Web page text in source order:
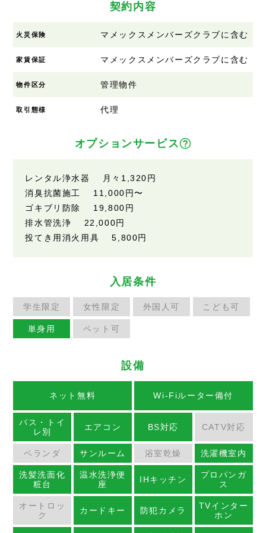
契約内容
火災保険 マメックスメンバーズクラブに含む
家賃保証 マメックスメンバーズクラブに含む
物件区分 管理物件
取引態様 代理
オプションサービス
レンタル浄水器 月々1,320円
消臭抗菌施工 11,000円〜
ゴキブリ防除 19,800円
排水管洗浄 22,000円
投てき用消火用具 5,800円
入居条件
学生限定 女性限定 外国人可 こども可
単身用 ペット可
設備
ネット無料 Wi-Fiルーター備付
バス・トイ
レ別
エアコン BS対応 CATV対応
ベランダ サンルーム 浴室乾燥 洗濯機室内
洗髪洗面化
粧台
温水洗浄便
座
IHキッチン
プロパンガ
ス
オートロッ
ク
カードキー 防犯カメラ
TVインター
ホン